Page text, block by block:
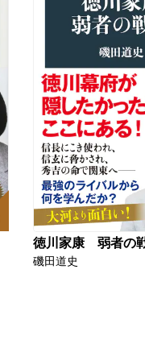
徳川家康 弱者の
磯田道史